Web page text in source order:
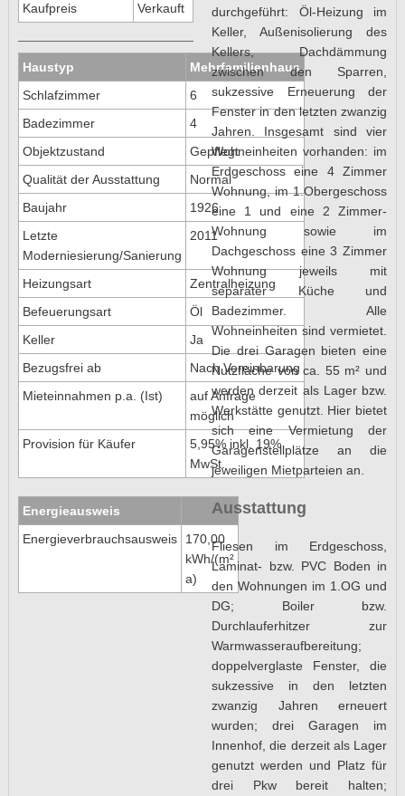
Kaufpreis
Verkauft
Haustyp
Mehrfamilienhaus
Schlafzimmer
6
Badezimmer
4
Objektzustand
Gepflegt
Qualität der Ausstattung
Normal
Baujahr
1926
Letzte
Moderniesierung/Sanierung
2011
Heizungsart
Zentralheizung
Befeuerungsart
Öl
Keller
Ja
Bezugsfrei ab
Nach Vereinbarung
Mieteinnahmen p.a. (Ist)
auf Anfrage
möglich
Provision für Käufer
5,95% inkl. 19%
MwSt.
Energieausweis
Energieverbrauchsausweis
170,00
kWh/(m²
a)
durchgeführt: Öl-Heizung im
Keller, Außenisolierung des
Kellers, Dachdämmung
zwischen den Sparren,
sukzessive Erneuerung der
Fenster in den letzten zwanzig
Jahren. Insgesamt sind vier
Wohneinheiten vorhanden: im
Erdgeschoss eine 4 Zimmer
Wohnung, im 1.Obergeschoss
eine 1 und eine 2 Zimmer-
Wohnung sowie im
Dachgeschoss eine 3 Zimmer
Wohnung jeweils mit
separater Küche und
Badezimmer. Alle
Wohneinheiten sind vermietet.
Die drei Garagen bieten eine
Nutzfläche von ca. 55 m² und
werden derzeit als Lager bzw.
Werkstätte genutzt. Hier bietet
sich eine Vermietung der
Garagenstellplätze an die
jeweiligen Mietparteien an.
Ausstattung
Fliesen im Erdgeschoss,
Laminat- bzw. PVC Boden in
den Wohnungen im 1.OG und
DG; Boiler bzw.
Durchlauferhitzer zur
Warmwasseraufbereitung;
doppelverglaste Fenster, die
sukzessive in den letzten
zwanzig Jahren erneuert
wurden; drei Garagen im
Innenhof, die derzeit als Lager
genutzt werden und Platz für
drei Pkw bereit halten;